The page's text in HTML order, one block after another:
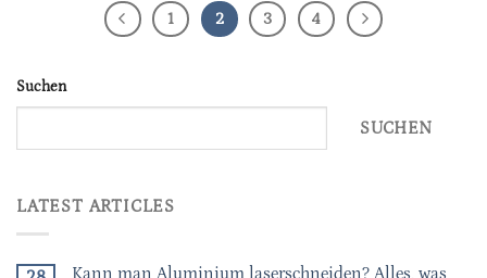
1 2 3 4
Suchen
SUCHEN
LATEST ARTICLES
Kann man Aluminium laserschneiden? Alles, was